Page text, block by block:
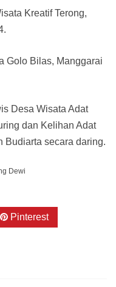
Kreatif Terong,
Golo Bilas, Manggarai
Desa Wisata Adat
dan Kelihan Adat
Budiarta secara daring.
Dewi
Pinterest